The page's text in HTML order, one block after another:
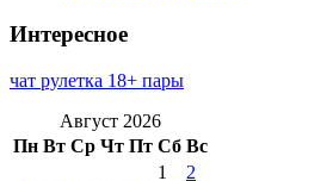
Интересное
чат рулетка 18+ пары
Август 2026
Пн Вт Ср Чт Пт Сб Вс
1
2